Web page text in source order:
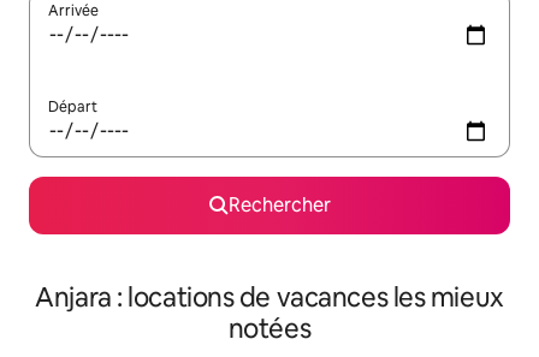
Arrivée
Départ
Rechercher
Anjara : locations de vacances les mieux
notées